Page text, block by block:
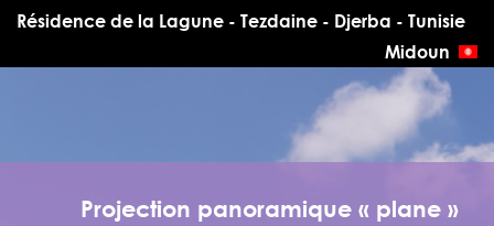
Résidence de la Lagune - Tezdaine - Djerba - Tunisie
Midoun